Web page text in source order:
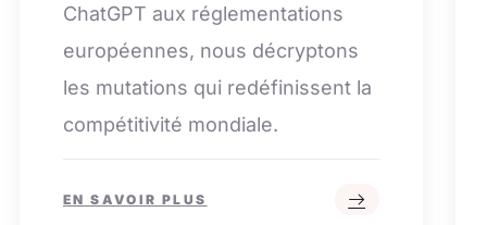
ChatGPT aux réglementations
européennes, nous décryptons
les mutations qui redéfinissent la
compétitivité mondiale.
EN SAVOIR PLUS